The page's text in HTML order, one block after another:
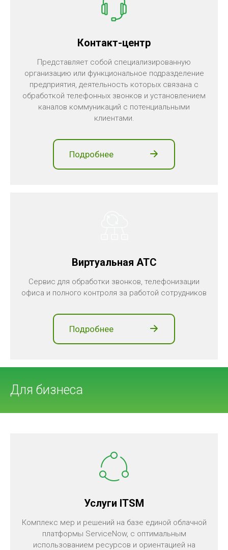
Контакт-центр
Представляет собой специализированную
организацию или функциональное подразделение
предприятия, деятельность которых связана с
обработкой телефонных звонков и установлением
каналов коммуникаций с потенциальными
клиентами.
Подробнее
Виртуальная АТС
Сервис для обработки звонков, телефонизации
офиса и полного контроля за работой сотрудников
Подробнее
Для бизнеса
Услуги ITSM
Комплекс мер и решений на базе единой облачной
платформы ServiceNow, с оптимальным
использованием ресурсов и ориентацией на